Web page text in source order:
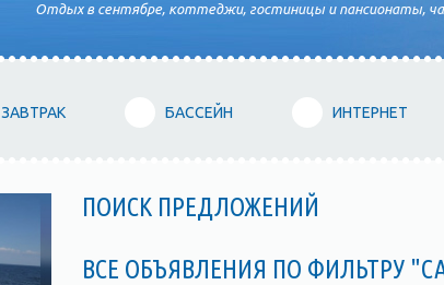
Отдых в сентябре, коттеджи, гостиницы и пансионаты,
ЗАВТРАК БАССЕЙН ИНТЕРНЕТ
ПОИСК ПРЕДЛОЖЕНИЙ
ВСЕ ОБЪЯВЛЕНИЯ ПО ФИЛЬТРУ